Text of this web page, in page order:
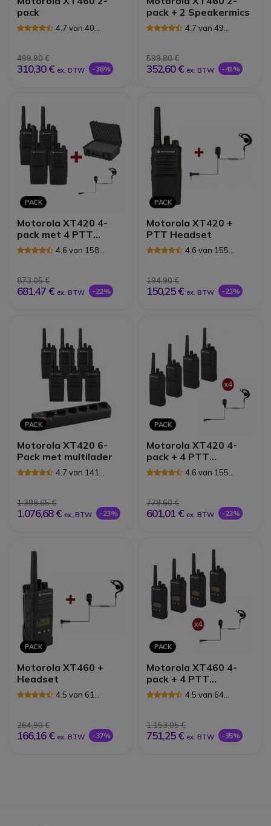
pack
4.7 van 40
499,90 €
310,30 € ex. BTW -38%
pack + 2 Speakermics
4.7 van 49
599,80 €
352,60 € ex. BTW -41%
PACK
Motorola XT420 4-
pack met 4 PTT
headsets &
draagkoffer
4.6 van 158
873,05 €
681,47 € ex. BTW -22%
PACK
Motorola XT420 +
PTT Headset
4.6 van 155
194,90 €
150,25 € ex. BTW -23%
PACK
Motorola XT420 6-
Pack met multilader
4.7 van 141
1.398,65 €
1.076,68 € ex. BTW -23%
PACK
Motorola XT420 4-
pack + 4 PTT
Headsets4.6 van 155
779,60 €
601,01 € ex. BTW -23%
PACK
Motorola XT460 +
Headset
4.5 van 61
264,90 €
166,16 € ex. BTW -37%
PACK
Motorola XT460 4-
pack + 4 PTT
Headstets +
Draagkoffer
4.5 van 64
1.153,05 €
751,25 € ex. BTW -35%